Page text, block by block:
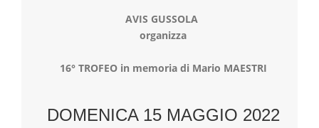
AVIS GUSSOLA
organizza
16° TROFEOin memoria di Mario MAESTRI
DOMENICA 15 MAGGIO 2022